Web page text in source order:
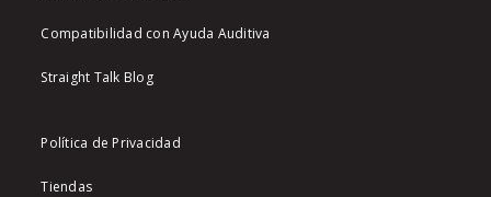
Compatibilidad con Ayuda Auditiva
Straight Talk Blog
Política de Privacidad
Tiendas